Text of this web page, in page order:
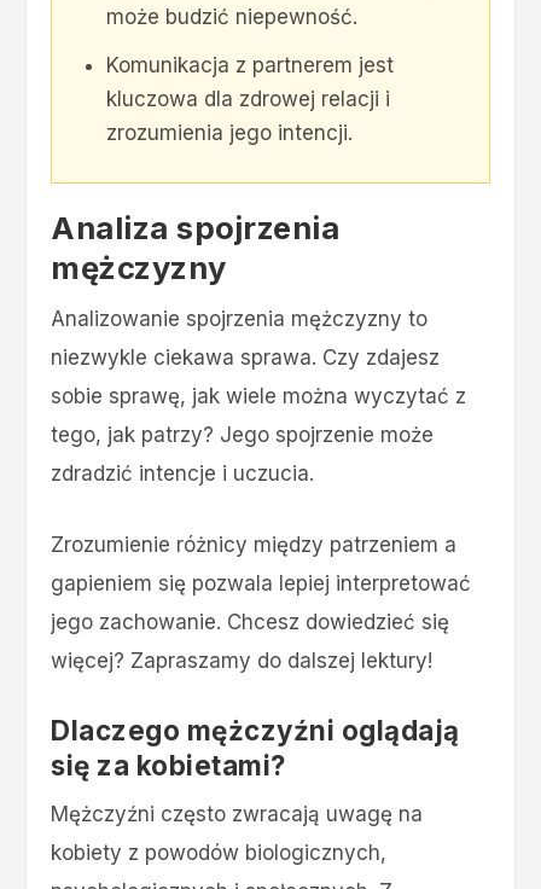
może budzić niepewność.
Komunikacja z partnerem jest
kluczowa dla zdrowej relacji i
zrozumienia jego intencji.
Analiza spojrzenia
mężczyzny
Analizowanie spojrzenia mężczyzny to
niezwykle ciekawa sprawa. Czy zdajesz
sobie sprawę, jak wiele można wyczytać z
tego, jak patrzy? Jego spojrzenie może
zdradzić intencje i uczucia.
Zrozumienie różnicy między patrzeniem a
gapieniem się pozwala lepiej interpretować
jego zachowanie. Chcesz dowiedzieć się
więcej? Zapraszamy do dalszej lektury!
Dlaczego mężczyźni oglądają
się za kobietami?
Mężczyźni często zwracają uwagę na
kobiety z powodów biologicznych,